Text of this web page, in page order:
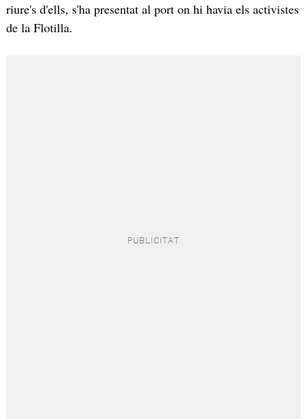
riure's d'ells, s'ha presentat al port on hi havia els activistes
de la Flotilla.